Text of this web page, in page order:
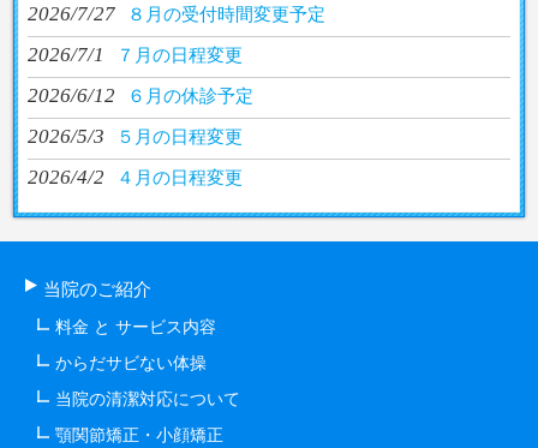
2026/7/27 ８月の受付時間変更予定
2026/7/1 ７月の日程変更
2026/6/12 ６月の休診予定
2026/5/3 ５月の日程変更
2026/4/2 ４月の日程変更
当院のご紹介
料金 と サービス内容
からだサビない体操
当院の清潔対応について
顎関節矯正・小顔矯正